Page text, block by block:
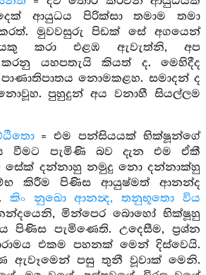
ආයුධය පිරික්සා තමාම තමා
මුවවසුරු පිඩක් සේ අගයෙන්
කරා එළඹ ඇවැත්නි, අප
යහපතැයි කියත් ද. මෙහිදීද
නොමකළහ. සමාදන් ද
පුහුදුන් අය වනාහී සියල්ලම
= එම පන්සියයක් භික්ෂූන්ගේ
වීමට පැමිණි බව දැන එම ඒකී
සේක් දන්නාහු නමුදු නො දන්නාක්හු
කිරීම පිණිස ආයුෂ්මත් ආනන්ද
කිං නුඛො ආනන්‍ද, තනුභූතො විය
මින්පෙර බොහෝ භික්ෂූහු
පිණිස පැමිණෙති. උදෙසීම, ප්‍රශ්න
එකම පහනක් මෙන් දිස්වෙයි.
ඇවෑමෙන් පසු තුනී වූවාක් මෙනි.